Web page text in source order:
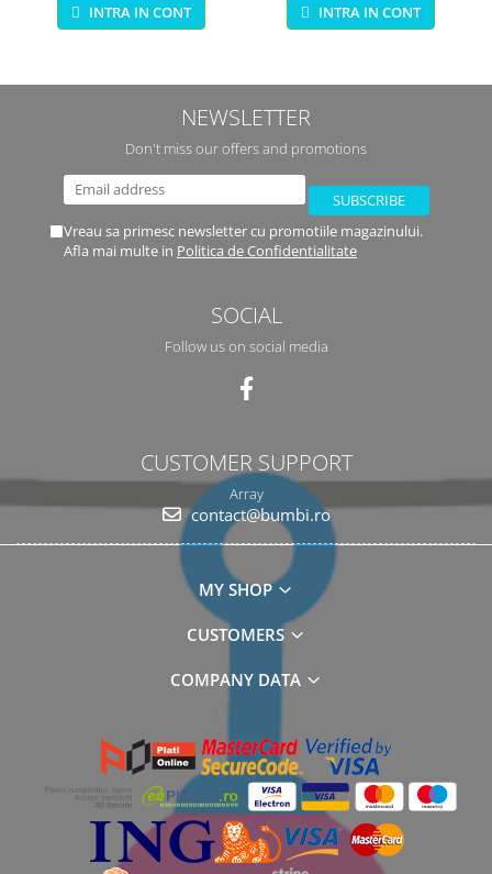
INTRA IN CONT INTRA IN CONT
NEWSLETTER
Don't miss our offers and promotions
Vreau sa primesc newsletter cu promotiile magazinului.
Afla mai multe in Politica de Confidentialitate
SOCIAL
Follow us on social media
CUSTOMER SUPPORT
Array
contact@bumbi.ro
MY SHOP
CUSTOMERS
COMPANY DATA